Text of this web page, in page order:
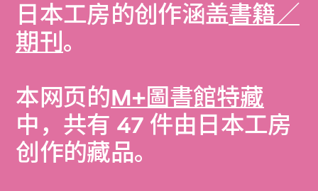
日本工房的创作涵盖書籍／
期刊。
本网页的M+圖書館特藏
中，共有 47 件由日本工房
创作的藏品。